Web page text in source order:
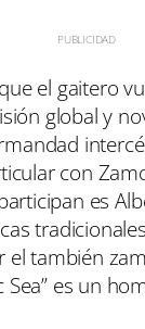
el gaitero
global y
con
es
el también
Sea” es un